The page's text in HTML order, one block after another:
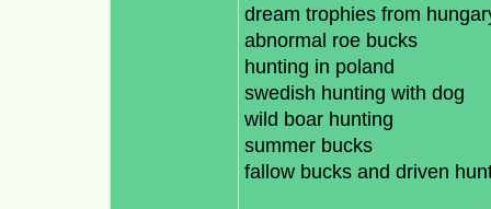
dream trophies from
abnormal roe bucks
hunting in poland
swedish hunting with dog
wild boar hunting
summer bucks
fallow bucks and driven